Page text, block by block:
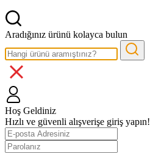
Aradığınız ürünü kolayca bulun
Hoş Geldiniz
Hızlı ve güvenli alışverişe giriş yapın!